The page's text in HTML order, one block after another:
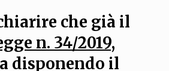
che già il
n. 34/2019,
disponendo il